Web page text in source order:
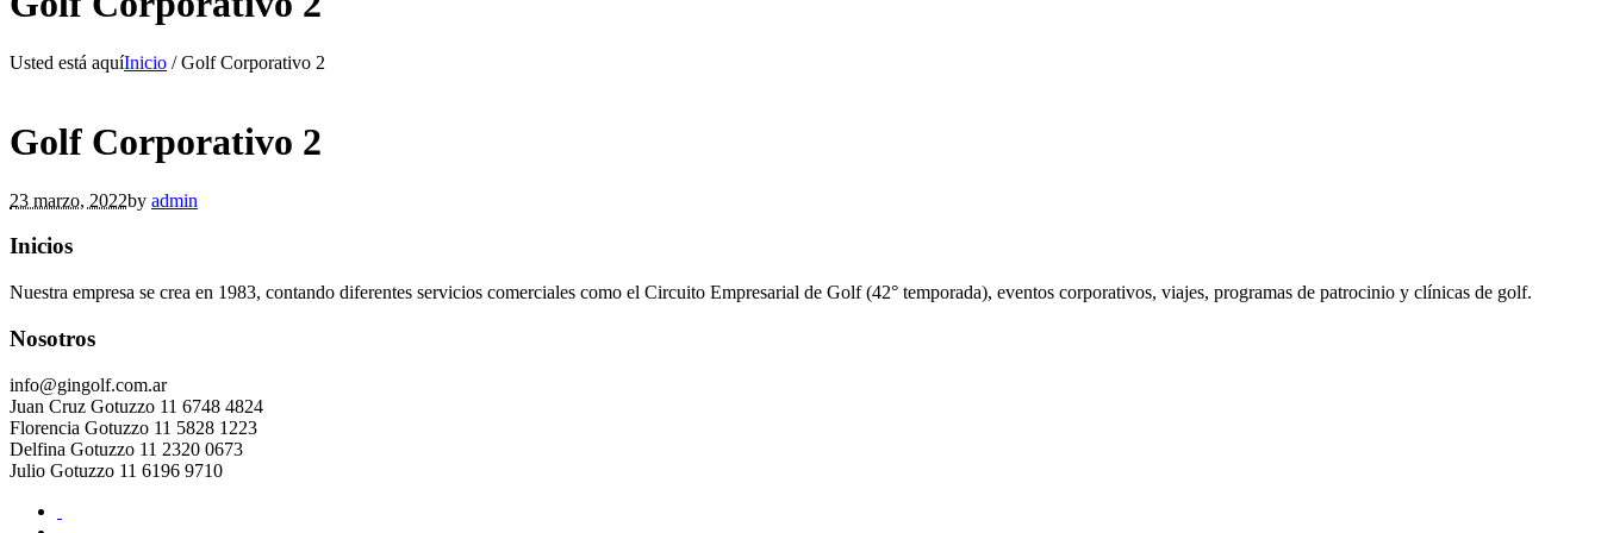
Usted está aquíInicio /Golf Corporativo 2
Golf Corporativo 2
23 marzo, 2022by admin
Inicios
Nuestra empresa se crea en 1983, contando diferentes servicios comerciales como el Circuito Empresarial de Golf (42° temporada), eventos corporativos, viajes, programas de patrocinio y clínicas de golf.
Nosotros
info@gingolf.com.ar
Juan Cruz Gotuzzo 11 6748 4824
Florencia Gotuzzo 11 5828 1223
Delfina Gotuzzo 11 2320 0673
Julio Gotuzzo 11 6196 9710